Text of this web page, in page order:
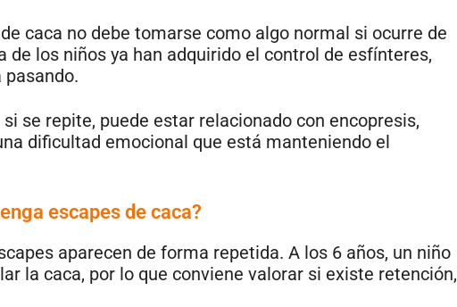
caca no debe tomarse como algo normal si ocurre de
de los niños ya han adquirido el control de esfínteres,
pasando.
se repite, puede estar relacionado con encopresis,
dificultad emocional que está manteniendo el
escapes de caca?
aparecen de forma repetida. A los 6 años, un niño
la caca, por lo que conviene valorar si existe retención,